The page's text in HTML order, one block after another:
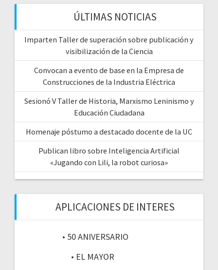
ÚLTIMAS NOTICIAS
Imparten Taller de superación sobre publicación y
visibilización de la Ciencia
Convocan a evento de base en la Empresa de
Construcciones de la Industria Eléctrica
Sesionó V Taller de Historia, Marxismo Leninismo y
Educación Ciudadana
Homenaje póstumo a destacado docente de la UC
Publican libro sobre Inteligencia Artificial
«Jugando con Lili, la robot curiosa»
APLICACIONES DE INTERES
• 50 ANIVERSARIO
• EL MAYOR